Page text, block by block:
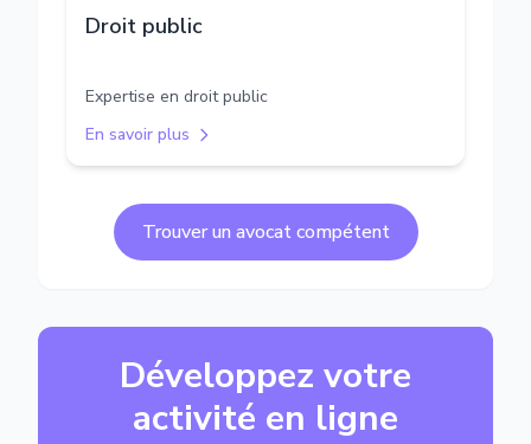
Droit public
Expertise en droit public
En savoir plus
Trouver un avocat compétent
Développez votre
activité en ligne